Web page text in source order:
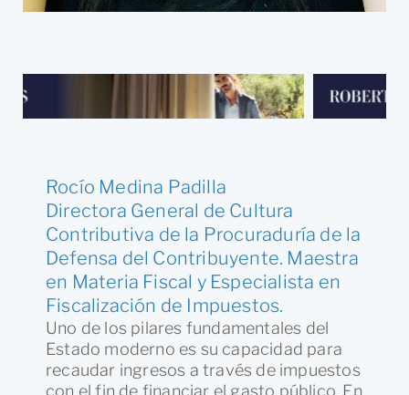
Rocío Medina Padilla
Directora General de Cultura
Contributiva de la Procuraduría de la
Defensa del Contribuyente. Maestra
en Materia Fiscal y Especialista en
Fiscalización de Impuestos.
Uno de los pilares fundamentales del
Estado moderno es su capacidad para
recaudar ingresos a través de impuestos
con el fin de financiar el gasto público. En